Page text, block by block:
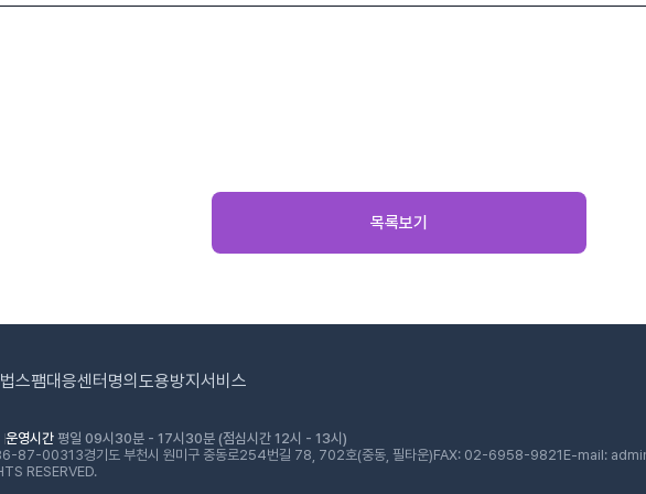
목록보기
스팸대응센터 명의도용방지서비스
운영시간 평일 09시30분 - 17시30분 (점심시간 12시 - 13시)
87-00313경기도 부천시 원미구 중동로254번길 78, 702호(중동, 필타운)FAX: 02-6958-9821 E-mail:
RESERVED.